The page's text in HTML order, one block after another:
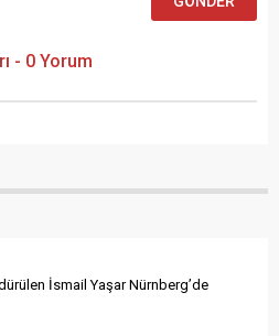
- 0 Yorum
İsmail Yaşar Nürnberg’de